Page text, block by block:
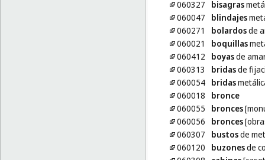
060327
bisagras
060047
blindajes
060271
bolardosde
060021
boquillas
060412
boyasde
060313
bridasde
060054 bridas
060018
bronce
060055
bronces
060056
bronces
060307
bustosde
060120
buzonesde